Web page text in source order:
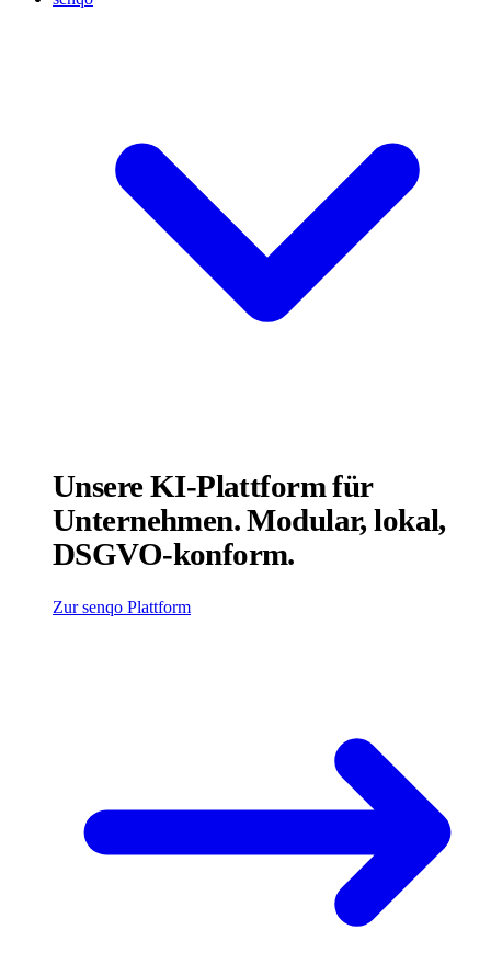
Unsere KI-Plattform für
Unternehmen. Modular, lokal,
DSGVO-konform.
Zur senqo Plattform